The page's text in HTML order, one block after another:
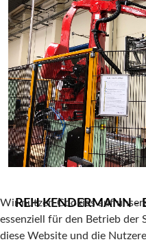
REH KENDERMANN -
Wir nutzen Cookies auf
essenziell für den Betrieb der
diese Website und die